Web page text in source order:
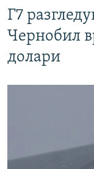
Г7
Чернобил
долари